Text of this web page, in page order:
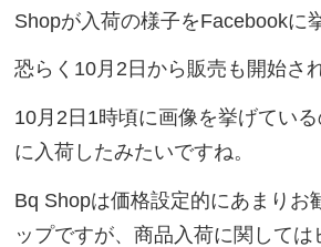
Shopが入荷の様子をFacebookに
恐らく10月2日から販売も開始さ
10月2日1時頃に画像を挙げている
に入荷したみたいですね。
Bq Shopは価格設定的にあまりお
ップですが、商品入荷に関して